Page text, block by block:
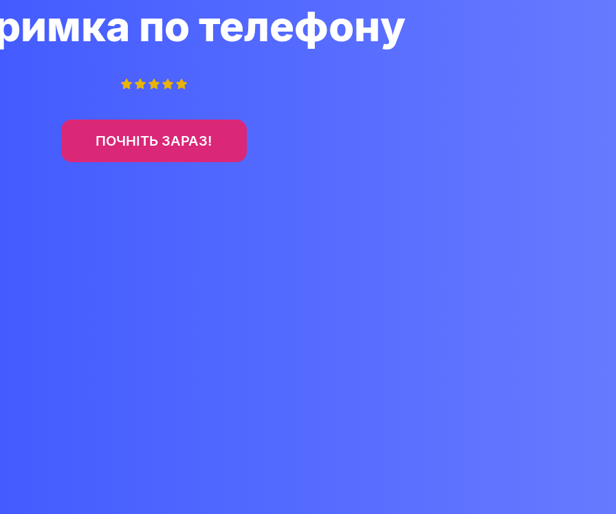
по телефону
ПОЧНІТЬ ЗАРАЗ!